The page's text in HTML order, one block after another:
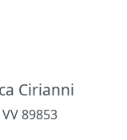
Cirianni
89853